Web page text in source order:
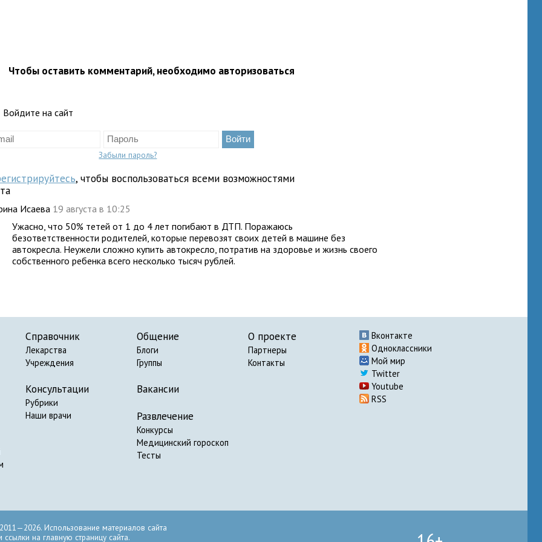
Чтобы оставить комментарий, необходимо авторизоваться
Войдите на сайт
Забыли пароль?
, чтобы воспользоваться всеми возможностями
Исаева 19 августа в 10:25
Ужасно, что 50% тетей от 1 до 4 лет погибают в ДТП. Поражаюсь
безответственности родителей, которые перевозят своих детей в машине без
автокресла. Неужели сложно купить автокресло, потратив на здоровье и жизнь своего
собственного ребенка всего несколько тысяч рублей.
Справочник
Лекарства
Учреждения
Консультации
Рубрики
Наши врачи
Общение
Блоги
Группы
Вакансии
Развлечение
Конкурсы
Медицинский гороскоп
Тесты
О проекте
Партнеры
Контакты
Вконтакте
Одноклассники
Мой мир
Twitter
Youtube
RSS
Использование материалов сайта
на главную страницу сайта.